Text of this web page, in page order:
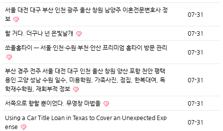
서울 대전 대구 부산 인천 광주 울산 창원 남양주 이혼전문변호사 정
보
07-31
할 거다. 더구나 넌 은빛날개 07-31
쏘울홈타이 — 서울·인천·수원·부천·안산 프리미엄 홈타이 방문 관리
07-31
부산 경주 전주 서울 대전 대구 인천 울산 창원 양산 포항 천안 평택
용인 고양 성남 수원 일수, 미용학원, 가족사진, 점집, 한복대여, 독
학재수학원, 재회부적 정보
07-31
서쪽으로 향할 뿐이었다. 무영창 마법을 07-31
Using a Car Title Loan in Texas to Cover an Unexpected Exp
ense
07-31